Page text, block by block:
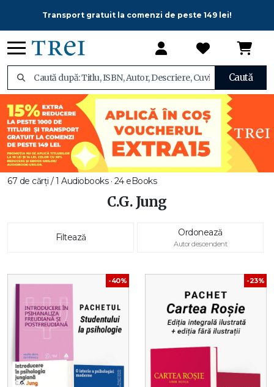
Transport gratuit la comenzi de peste 149 lei!
Caută
67 de cărți / 1 Audiobooks · 24 eBooks
C.G. Jung
Filtează Ordonează
Autor descendent
-40% -23%